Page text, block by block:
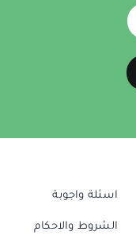
اسئلة واجوبة
الشروط والاحكام